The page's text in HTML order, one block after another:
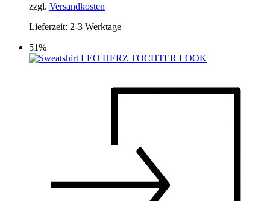
zzgl. Versandkosten
Lieferzeit: 2-3 Werktage
51%